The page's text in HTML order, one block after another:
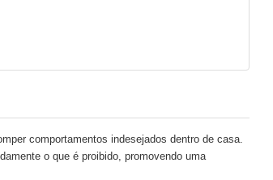
comportamentos indesejados dentro de casa.
o que é proibido, promovendo uma